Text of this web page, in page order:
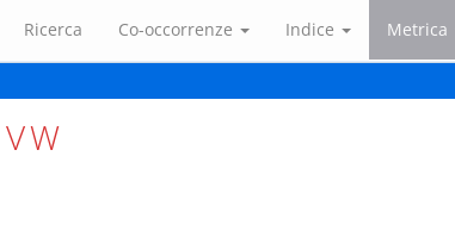
Ricerca Co-occorrenze Indice Metrica
VW